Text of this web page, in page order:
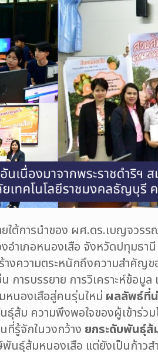
ใต้การนำของ ผศ.ดร.เบญจว
ำเภอหนองเสือ จังหวัดปทุมธา
างความตระหนักถึงความสำคั
ารบรรยาย การวิเคราะห์ข้อ
นองเสือสู่คนรุ่นใหม่ ผลลัพธ์ที่
ความพึงพอใจของผู้เข้าร่วม
รู้จักในวงกว้าง ยกระดับพันธุ์
นธุ์ส้มหนองเสือ แต่ยังเป็นก้าว